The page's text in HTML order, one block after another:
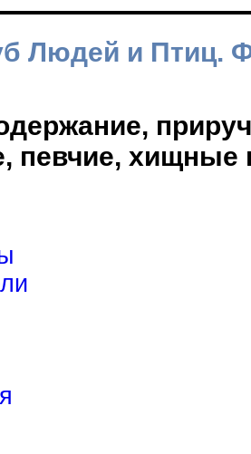
Людей и Птиц.
певчие, хищные